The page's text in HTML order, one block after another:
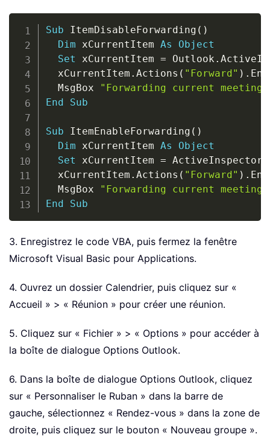
Sub ItemDisableForwarding ( )
Dim xCurrentItem As
Object
Set xCurrentItem = Outlook .
  xCurrentItem
. Actions ( "Forward" ) .
  MsgBox
"Forwarding current
End
Sub
Sub ItemEnableForwarding ( )
Dim xCurrentItem As
Object
Set xCurrentItem = ActiveInspector
  xCurrentItem
. Actions ( "Forward" ) .
  MsgBox
"Forwarding current meeting
End
Sub
3. Enregistrez le code VBA, puis fermez la fenêtre
Microsoft Visual Basic pour Applications.
4. Ouvrez un dossier Calendrier, puis cliquez sur «
Accueil » > « Réunion » pour créer une réunion.
5. Cliquez sur « Fichier » > « Options » pour accéder à
la boîte de dialogue Options Outlook.
6. Dans la boîte de dialogue Options Outlook, cliquez
sur « Personnaliser le Ruban » dans la barre de
gauche, sélectionnez « Rendez-vous » dans la zone de
droite, puis cliquez sur le bouton « Nouveau groupe ».